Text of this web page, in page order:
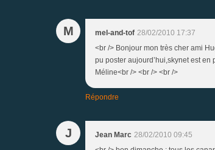
M mel-and-tof 28/02/2010 17:37
<br /> Bonjour mon très cher ami
pu poster aujourd’hui,skynet est
Méline<br /> <br /> <br />
Répondre
J Jean Marc 28/02/2010 09:45